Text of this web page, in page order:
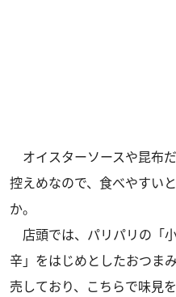
オイスターソースや昆布
控えめなので、食べやすい
か。
店頭では、パリパリの「
辛」をはじめとしたおつま
売しており、こちらで味見